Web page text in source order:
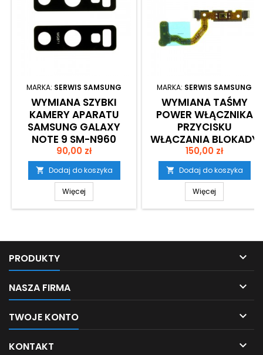
MARKA: SERWIS SAMSUNG
WYMIANA SZYBKI
KAMERY APARATU
SAMSUNG GALAXY
NOTE 9 SM-N960
KRAKÓW
Cena
90,00 zł
 Dodaj do koszyka
Więcej
MARKA: SERWIS SAMSUNG
WYMIANA TAŚMY
POWER WŁĄCZNIKA
PRZYCISKU
WŁĄCZANIA BLOKADY
SAMSUNG GALAXY
NOTE 9 SM-N960
KRAKÓW
Cena
150,00 zł
 Dodaj do koszyka
Więcej
PRODUKTY 
NASZA FIRMA 
TWOJE KONTO 
KONTAKT 